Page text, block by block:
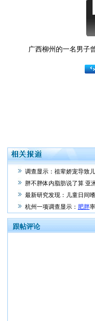
广西柳州的一名男子曾
调查显示：祖辈娇宠导致
胖不胖体内脂肪说了算 亚
最新研究发现：儿童日间
杭州一项调查显示： 肥胖
跟帖评论